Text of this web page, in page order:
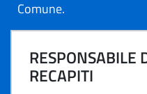
Comune.
RESPONSABILE
RECAPITI